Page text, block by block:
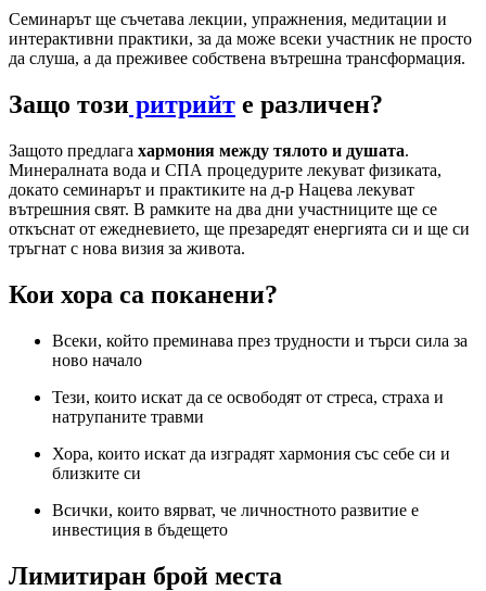
Семинарът ще съчетава лекции, упражнения, медитации и
интерактивни практики, за да може всеки участник не просто
да слуша, а да преживее собствена вътрешна трансформация.
Защо този ритрийт е различен?
Защото предлага хармония между тялото и душата.
Минералната вода и СПА процедурите лекуват физиката,
докато семинарът и практиките на д-р Нацева лекуват
вътрешния свят. В рамките на два дни участниците ще се
откъснат от ежедневието, ще презаредят енергията си и ще си
тръгнат с нова визия за живота.
Кои хора са поканени?
Всеки, който преминава през трудности и търси сила за
ново начало
Тези, които искат да се освободят от стреса, страха и
натрупаните травми
Хора, които искат да изградят хармония със себе си и
близките си
Всички, които вярват, че личностното развитие е
инвестиция в бъдещето
Лимитиран брой места